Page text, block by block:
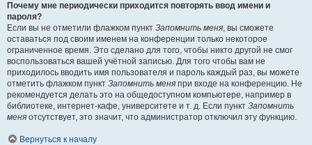
Почему мне периодически приходится повторять ввод имени и
пароля?
Если вы не отметили флажком пункт Запомнить меня, вы сможете
оставаться под своим именем на конференции только некоторое
ограниченное время. Это сделано для того, чтобы никто другой не смог
воспользоваться вашей учётной записью. Для того чтобы вам не
приходилось вводить имя пользователя и пароль каждый раз, вы можете
отметить флажком пункт Запомнить меня при входе на конференцию. Не
рекомендуется делать это на общедоступном компьютере, например в
библиотеке, интернет-кафе, университете и т. д. Если пункт Запомнить
меня отсутствует, это значит, что администратор отключил эту функцию.
Вернуться к началу